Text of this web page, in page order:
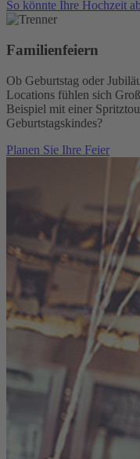
So könnte Ihre Hochzeit
Familienfeiern
Ob Geburtstag oder
Locations fühlen sich
Beispiel mit einer
Geburtstagskindes?
Planen Sie Ihre Feier